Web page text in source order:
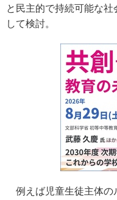
と民主的で持続可能な
して検討。
例えば児童生徒主体